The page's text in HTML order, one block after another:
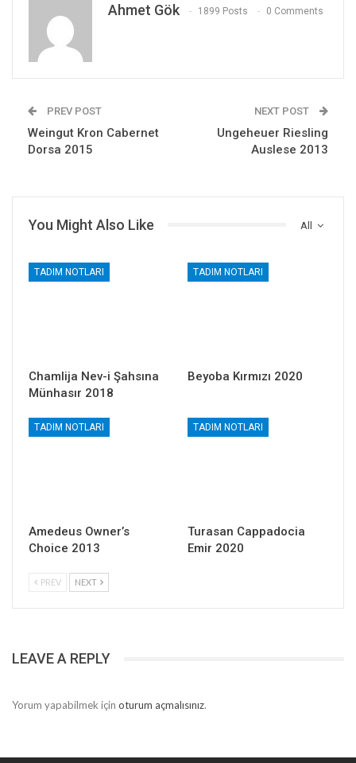
Ahmet Gök 1899 Posts 0 Comments
PREV POST
Weingut Kron Cabernet
Dorsa 2015
NEXT POST
Ungeheuer Riesling
Auslese 2013
All
You Might Also Like
TADIM NOTLARI
Chamlija Nev-i Şahsına
Münhasır 2018
TADIM NOTLARI
Beyoba Kırmızı 2020
TADIM NOTLARI
Amedeus Owner’s
Choice 2013
TADIM NOTLARI
Turasan Cappadocia
Emir 2020
PREV NEXT
LEAVE A REPLY
Yorum yapabilmek için oturum açmalısınız.